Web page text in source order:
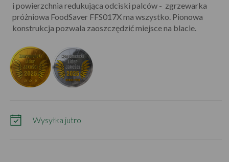
i powierzchnia redukująca odciski palców - zgrzewarka
próżniowa FoodSaver FFS017X ma wszystko. Pionowa
konstrukcja pozwala zaoszczędzić miejsce na blacie.
Wysyłka jutro